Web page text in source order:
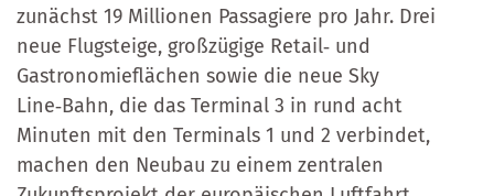
zunächst 19 Millionen Passagiere pro Jahr. Drei
neue Flugsteige, großzügige Retail‑ und
Gastronomieflächen sowie die neue Sky
Line‑Bahn, die das Terminal 3 in rund acht
Minuten mit den Terminals 1 und 2 verbindet,
machen den Neubau zu einem zentralen